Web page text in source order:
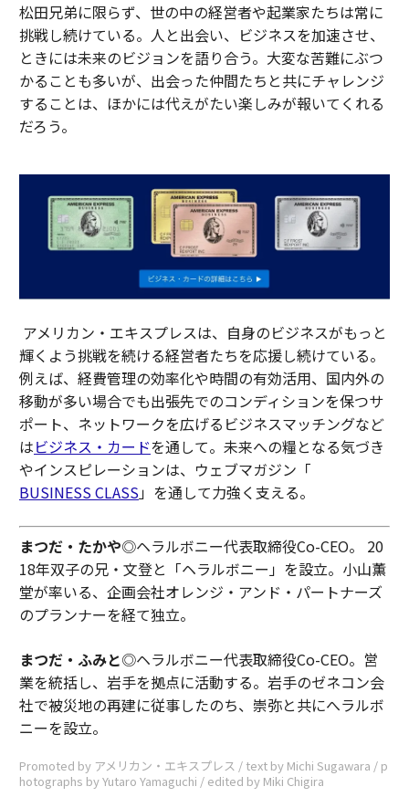
松田兄弟に限らず、世の中の経営者や起業家たちは常に
挑戦し続けている。人と出会い、ビジネスを加速させ、
ときには未来のビジョンを語り合う。大変な苦難にぶつ
かることも多いが、出会った仲間たちと共にチャレンジ
することは、ほかには代えがたい楽しみが報いてくれる
だろう。
アメリカン・エキスプレスは、自身のビジネスがもっと
輝くよう挑戦を続ける経営者たちを応援し続けている。
例えば、経費管理の効率化や時間の有効活用、国内外の
移動が多い場合でも出張先でのコンディションを保つサ
ポート、ネットワークを広げるビジネスマッチングなど
はビジネス・カードを通して。未来への糧となる気づき
やインスピレーションは、ウェブマガジン「
BUSINESS CLASS」を通して力強く支える。
まつだ・たかや◎ヘラルボニー代表取締役Co-CEO。 20
18年双子の兄・文登と「ヘラルボニー」を設立。小山薫
堂が率いる、企画会社オレンジ・アンド・パートナーズ
のプランナーを経て独立。
まつだ・ふみと◎ヘラルボニー代表取締役Co-CEO。営
業を統括し、岩手を拠点に活動する。岩手のゼネコン会
社で被災地の再建に従事したのち、崇弥と共にへラルボ
ニーを設立。
Promoted by アメリカン・エキスプレス / text by Michi Sugawara / p
hotographs by Yutaro Yamaguchi / edited by Miki Chigira